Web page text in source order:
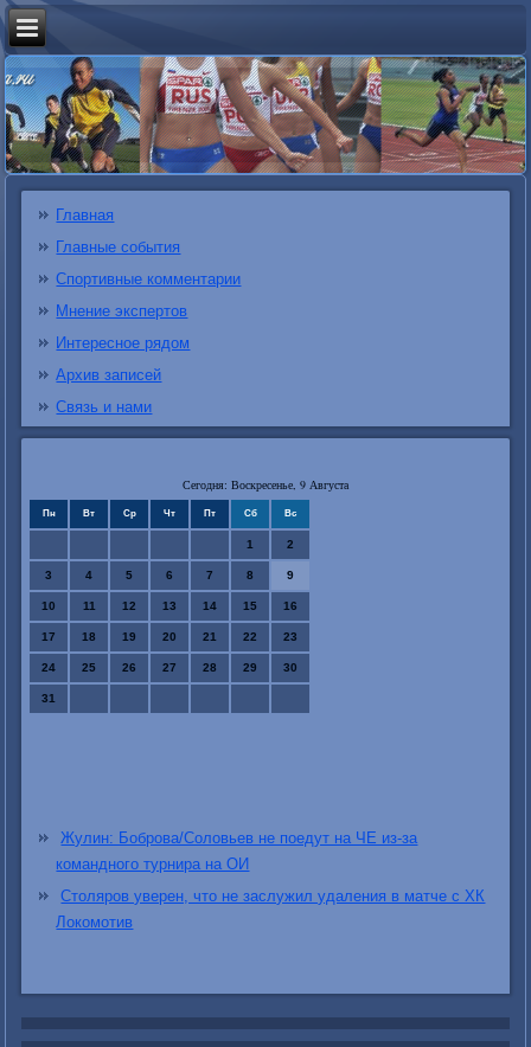
Главная
Главные события
Спортивные комментарии
Мнение экспертов
Интересное рядом
Архив записей
Связь и нами
Сегодня: Воскресенье, 9 Августа
Пн Вт Ср Чт Пт Сб Вс
1 2
3 4 5 6 7 8 9
10 11 12 13 14 15 16
17 18 19 20 21 22 23
24 25 26 27 28 29 30
31
Жулин: Боброва/Соловьев не поедут на ЧЕ из-за
командного турнира на ОИ
Столяров уверен, что не заслужил удаления в матче с ХК
Локомотив